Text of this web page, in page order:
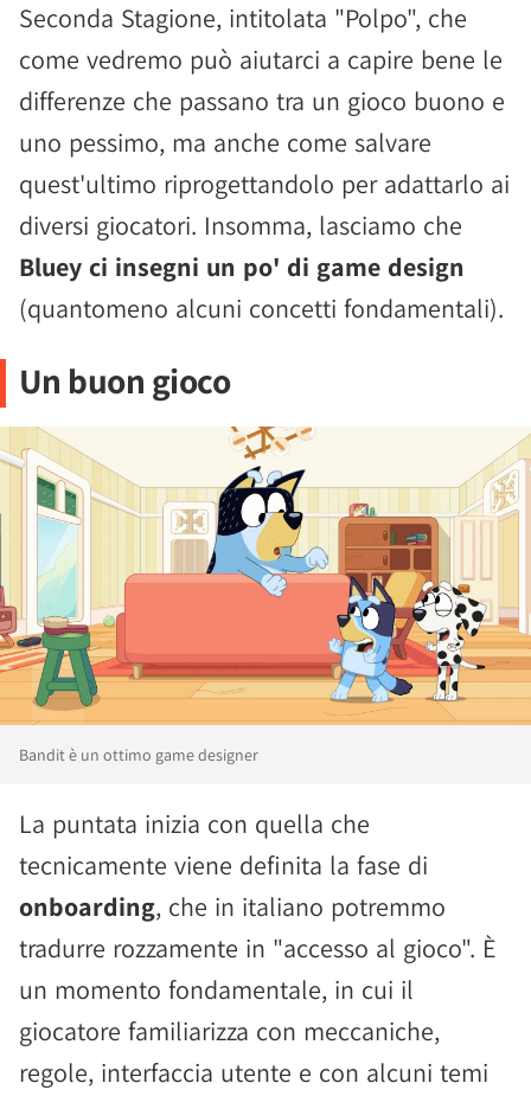
Seconda Stagione, intitolata "Polpo", che
come vedremo può aiutarci a capire bene le
differenze che passano tra un gioco buono e
uno pessimo, ma anche come salvare
quest'ultimo riprogettandolo per adattarlo ai
diversi giocatori. Insomma, lasciamo che
Bluey ci insegni un po' di game design
(quantomeno alcuni concetti fondamentali).
Un buon gioco
Bandit è un ottimo game designer
La puntata inizia con quella che
tecnicamente viene definita la fase di
onboarding, che in italiano potremmo
tradurre rozzamente in "accesso al gioco". È
un momento fondamentale, in cui il
giocatore familiarizza con meccaniche,
regole, interfaccia utente e con alcuni temi